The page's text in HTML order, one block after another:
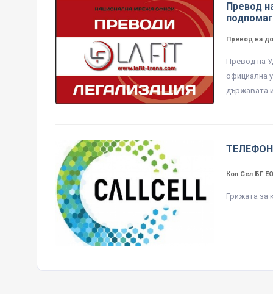
Превод
Превод на
Превод на
официална
държавата
Кол Сел БГ
Грижата за